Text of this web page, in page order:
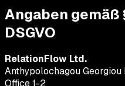
Angaben gemäß
DSGVO
RelationFlow Ltd.
Anthypolochagou Georgiou